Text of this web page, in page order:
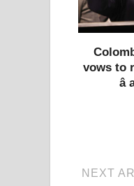
vows to
NEXT